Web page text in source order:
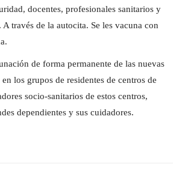
docentes, profesionales sanitarios y
través de la autocita. Se les vacuna con
de forma permanente de las nuevas
los grupos de residentes de centros de
socio-sanitarios de estos centros,
dependientes y sus cuidadores.